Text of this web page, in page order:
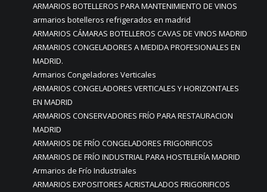
ARMARIOS BOTELLEROS PARA MANTENIMIENTO DE VINOS
armarios botelleros refrigerados en madrid
ARMARIOS CÁMARAS BOTELLEROS CAVAS DE VINOS MADRID
ARMARIOS CONGELADORES A MEDIDA PROFESIONALES EN
MADRID.
Armarios Congeladores Verticales
ARMARIOS CONGELADORES VERTICALES Y HORIZONTALES
EN MADRID
ARMARIOS CONSERVADORES FRÍO PARA RESTAURACION
MADRID
ARMARIOS DE FRÍO CONGELADORES FRIGORIFICOS
ARMARIOS DE FRÍO INDUSTRIAL PARA HOSTELERÍA MADRID
Armarios de Frío Industriales
ARMARIOS EXPOSITORES ACRISTALADOS FRIGORIFICOS